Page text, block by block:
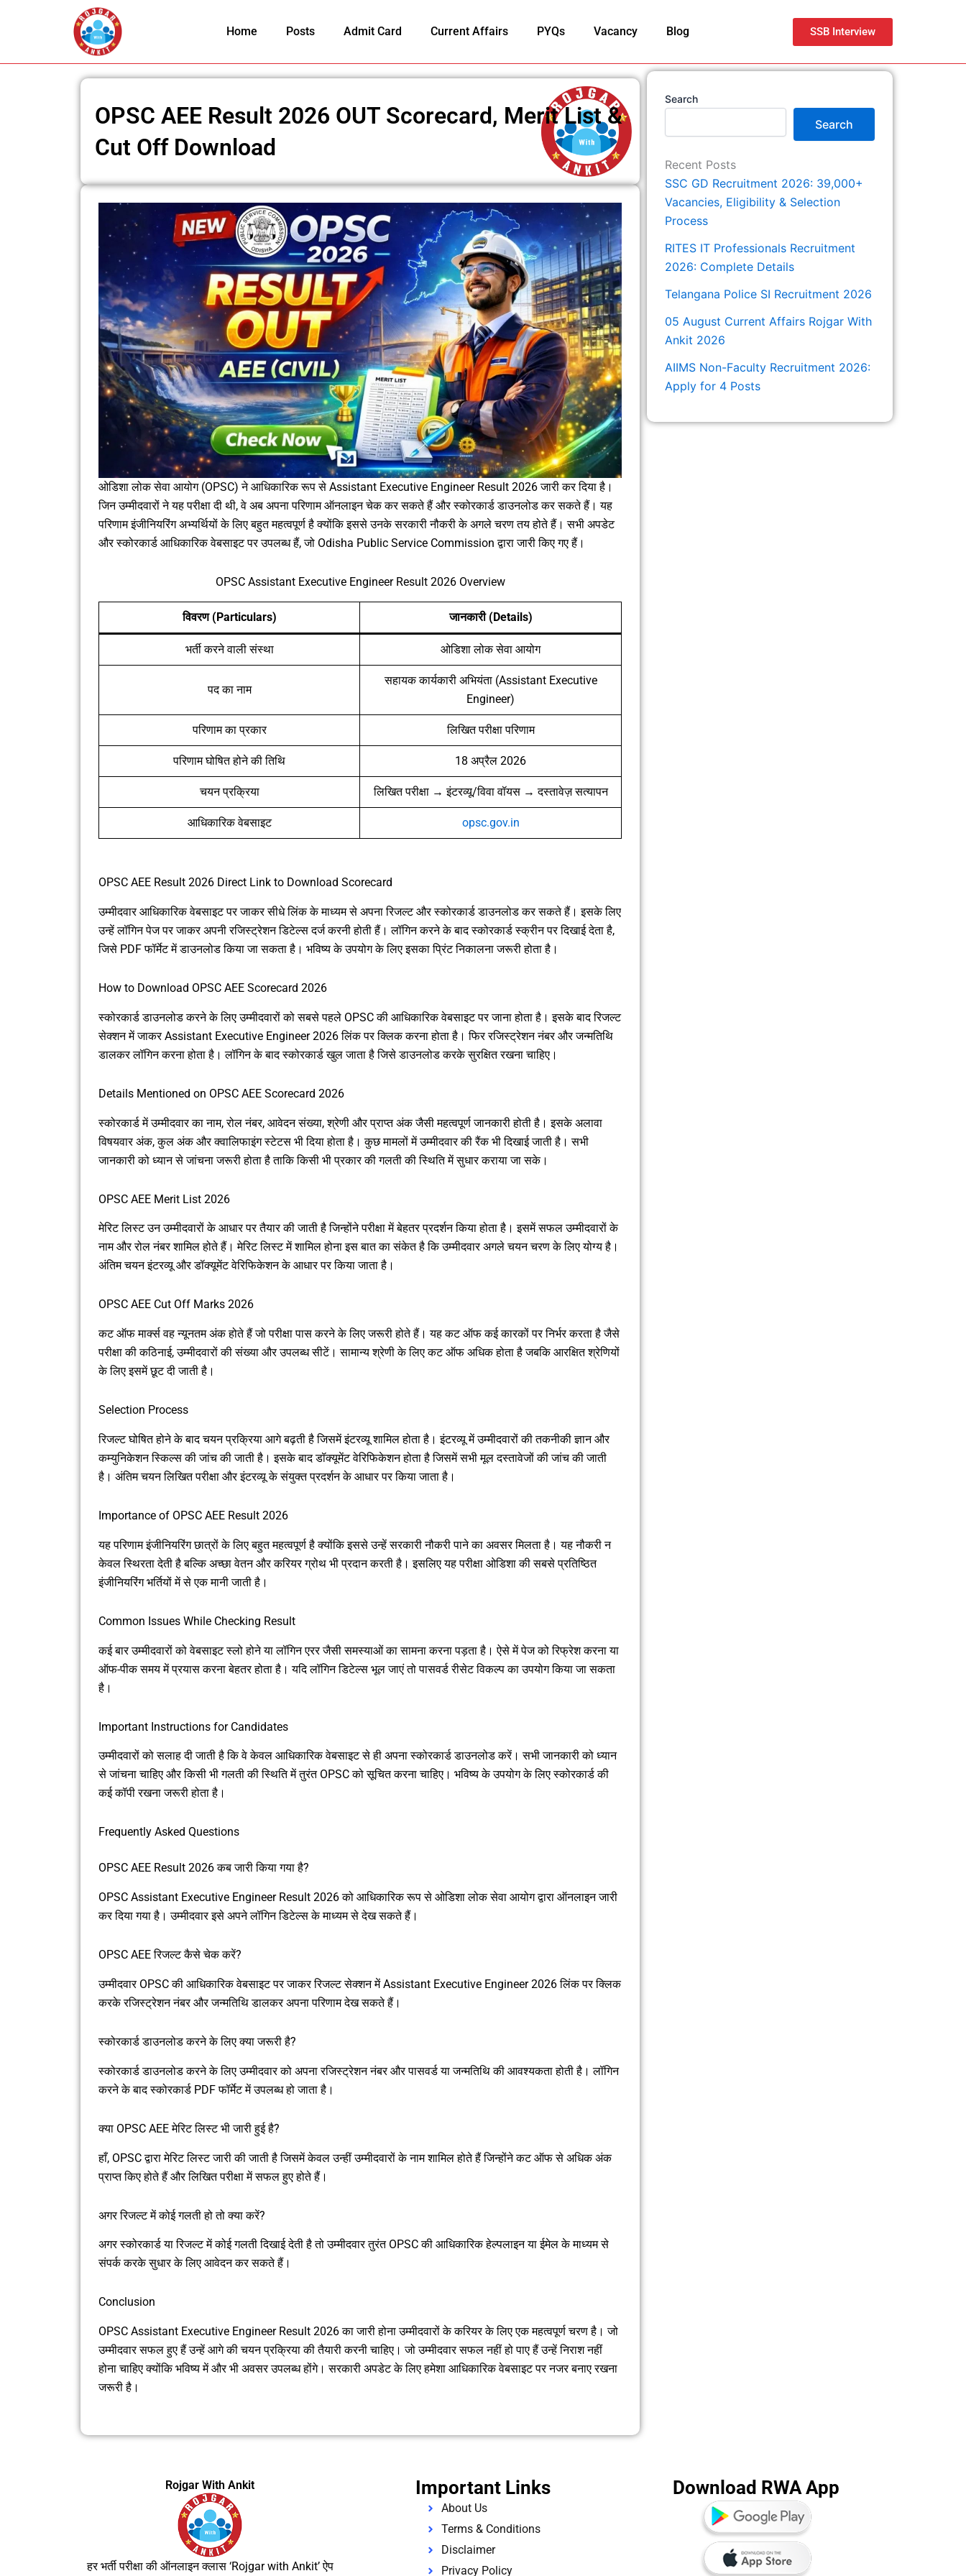
Home Posts Admit Card Current Affairs PYQs Vacancy Blog SSB Interview
OPSC AEE Result 2026 OUT Scorecard, Merit List &
Cut Off Download
ओडिशा लोक सेवा आयोग (OPSC) ने आधिकारिक रूप से Assistant Executive Engineer Result 2026 जारी कर दिया है।
जिन उम्मीदवारों ने यह परीक्षा दी थी, वे अब अपना परिणाम ऑनलाइन चेक कर सकते हैं और स्कोरकार्ड डाउनलोड कर सकते हैं। यह
परिणाम इंजीनियरिंग अभ्यर्थियों के लिए बहुत महत्वपूर्ण है क्योंकि इससे उनके सरकारी नौकरी के अगले चरण तय होते हैं। सभी अपडेट
और स्कोरकार्ड आधिकारिक वेबसाइट पर उपलब्ध हैं, जो Odisha Public Service Commission द्वारा जारी किए गए हैं।
OPSC Assistant Executive Engineer Result 2026 Overview
विवरण (Particulars) जानकारी (Details)
भर्ती करने वाली संस्था ओडिशा लोक सेवा आयोग
पद का नाम
सहायक कार्यकारी अभियंता (Assistant Executive
Engineer)
परिणाम का प्रकार लिखित परीक्षा परिणाम
परिणाम घोषित होने की तिथि 18 अप्रैल 2026
चयन प्रक्रिया लिखित परीक्षा → इंटरव्यू/विवा वॉयस → दस्तावेज़ सत्यापन
आधिकारिक वेबसाइट opsc.gov.in
OPSC AEE Result 2026 Direct Link to Download Scorecard
उम्मीदवार आधिकारिक वेबसाइट पर जाकर सीधे लिंक के माध्यम से अपना रिजल्ट और स्कोरकार्ड डाउनलोड कर सकते हैं। इसके लिए
उन्हें लॉगिन पेज पर जाकर अपनी रजिस्ट्रेशन डिटेल्स दर्ज करनी होती हैं। लॉगिन करने के बाद स्कोरकार्ड स्क्रीन पर दिखाई देता है,
जिसे PDF फॉर्मेट में डाउनलोड किया जा सकता है। भविष्य के उपयोग के लिए इसका प्रिंट निकालना जरूरी होता है।
How to Download OPSC AEE Scorecard 2026
स्कोरकार्ड डाउनलोड करने के लिए उम्मीदवारों को सबसे पहले OPSC की आधिकारिक वेबसाइट पर जाना होता है। इसके बाद रिजल्ट
सेक्शन में जाकर Assistant Executive Engineer 2026 लिंक पर क्लिक करना होता है। फिर रजिस्ट्रेशन नंबर और जन्मतिथि
डालकर लॉगिन करना होता है। लॉगिन के बाद स्कोरकार्ड खुल जाता है जिसे डाउनलोड करके सुरक्षित रखना चाहिए।
Details Mentioned on OPSC AEE Scorecard 2026
स्कोरकार्ड में उम्मीदवार का नाम, रोल नंबर, आवेदन संख्या, श्रेणी और प्राप्त अंक जैसी महत्वपूर्ण जानकारी होती है। इसके अलावा
विषयवार अंक, कुल अंक और क्वालिफाइंग स्टेटस भी दिया होता है। कुछ मामलों में उम्मीदवार की रैंक भी दिखाई जाती है। सभी
जानकारी को ध्यान से जांचना जरूरी होता है ताकि किसी भी प्रकार की गलती की स्थिति में सुधार कराया जा सके।
OPSC AEE Merit List 2026
मेरिट लिस्ट उन उम्मीदवारों के आधार पर तैयार की जाती है जिन्होंने परीक्षा में बेहतर प्रदर्शन किया होता है। इसमें सफल उम्मीदवारों के
नाम और रोल नंबर शामिल होते हैं। मेरिट लिस्ट में शामिल होना इस बात का संकेत है कि उम्मीदवार अगले चयन चरण के लिए योग्य है।
अंतिम चयन इंटरव्यू और डॉक्यूमेंट वेरिफिकेशन के आधार पर किया जाता है।
OPSC AEE Cut Off Marks 2026
कट ऑफ मार्क्स वह न्यूनतम अंक होते हैं जो परीक्षा पास करने के लिए जरूरी होते हैं। यह कट ऑफ कई कारकों पर निर्भर करता है जैसे
परीक्षा की कठिनाई, उम्मीदवारों की संख्या और उपलब्ध सीटें। सामान्य श्रेणी के लिए कट ऑफ अधिक होता है जबकि आरक्षित श्रेणियों
के लिए इसमें छूट दी जाती है।
Selection Process
रिजल्ट घोषित होने के बाद चयन प्रक्रिया आगे बढ़ती है जिसमें इंटरव्यू शामिल होता है। इंटरव्यू में उम्मीदवारों की तकनीकी ज्ञान और
कम्युनिकेशन स्किल्स की जांच की जाती है। इसके बाद डॉक्यूमेंट वेरिफिकेशन होता है जिसमें सभी मूल दस्तावेजों की जांच की जाती
है। अंतिम चयन लिखित परीक्षा और इंटरव्यू के संयुक्त प्रदर्शन के आधार पर किया जाता है।
Importance of OPSC AEE Result 2026
यह परिणाम इंजीनियरिंग छात्रों के लिए बहुत महत्वपूर्ण है क्योंकि इससे उन्हें सरकारी नौकरी पाने का अवसर मिलता है। यह नौकरी न
केवल स्थिरता देती है बल्कि अच्छा वेतन और करियर ग्रोथ भी प्रदान करती है। इसलिए यह परीक्षा ओडिशा की सबसे प्रतिष्ठित
इंजीनियरिंग भर्तियों में से एक मानी जाती है।
Common Issues While Checking Result
कई बार उम्मीदवारों को वेबसाइट स्लो होने या लॉगिन एरर जैसी समस्याओं का सामना करना पड़ता है। ऐसे में पेज को रिफ्रेश करना या
ऑफ-पीक समय में प्रयास करना बेहतर होता है। यदि लॉगिन डिटेल्स भूल जाएं तो पासवर्ड रीसेट विकल्प का उपयोग किया जा सकता
है।
Important Instructions for Candidates
उम्मीदवारों को सलाह दी जाती है कि वे केवल आधिकारिक वेबसाइट से ही अपना स्कोरकार्ड डाउनलोड करें। सभी जानकारी को ध्यान
से जांचना चाहिए और किसी भी गलती की स्थिति में तुरंत OPSC को सूचित करना चाहिए। भविष्य के उपयोग के लिए स्कोरकार्ड की
कई कॉपी रखना जरूरी होता है।
Frequently Asked Questions
OPSC AEE Result 2026 कब जारी किया गया है?
OPSC Assistant Executive Engineer Result 2026 को आधिकारिक रूप से ओडिशा लोक सेवा आयोग द्वारा ऑनलाइन जारी
कर दिया गया है। उम्मीदवार इसे अपने लॉगिन डिटेल्स के माध्यम से देख सकते हैं।
OPSC AEE रिजल्ट कैसे चेक करें?
उम्मीदवार OPSC की आधिकारिक वेबसाइट पर जाकर रिजल्ट सेक्शन में Assistant Executive Engineer 2026 लिंक पर क्लिक
करके रजिस्ट्रेशन नंबर और जन्मतिथि डालकर अपना परिणाम देख सकते हैं।
स्कोरकार्ड डाउनलोड करने के लिए क्या जरूरी है?
स्कोरकार्ड डाउनलोड करने के लिए उम्मीदवार को अपना रजिस्ट्रेशन नंबर और पासवर्ड या जन्मतिथि की आवश्यकता होती है। लॉगिन
करने के बाद स्कोरकार्ड PDF फॉर्मेट में उपलब्ध हो जाता है।
क्या OPSC AEE मेरिट लिस्ट भी जारी हुई है?
हाँ, OPSC द्वारा मेरिट लिस्ट जारी की जाती है जिसमें केवल उन्हीं उम्मीदवारों के नाम शामिल होते हैं जिन्होंने कट ऑफ से अधिक अंक
प्राप्त किए होते हैं और लिखित परीक्षा में सफल हुए होते हैं।
अगर रिजल्ट में कोई गलती हो तो क्या करें?
अगर स्कोरकार्ड या रिजल्ट में कोई गलती दिखाई देती है तो उम्मीदवार तुरंत OPSC की आधिकारिक हेल्पलाइन या ईमेल के माध्यम से
संपर्क करके सुधार के लिए आवेदन कर सकते हैं।
Conclusion
OPSC Assistant Executive Engineer Result 2026 का जारी होना उम्मीदवारों के करियर के लिए एक महत्वपूर्ण चरण है। जो
उम्मीदवार सफल हुए हैं उन्हें आगे की चयन प्रक्रिया की तैयारी करनी चाहिए। जो उम्मीदवार सफल नहीं हो पाए हैं उन्हें निराश नहीं
होना चाहिए क्योंकि भविष्य में और भी अवसर उपलब्ध होंगे। सरकारी अपडेट के लिए हमेशा आधिकारिक वेबसाइट पर नजर बनाए रखना
जरूरी है।
Search
Search
Recent Posts
SSC GD Recruitment 2026: 39,000+
Vacancies, Eligibility & Selection
Process
RITES IT Professionals Recruitment
2026: Complete Details
Telangana Police SI Recruitment 2026
05 August Current Affairs Rojgar With
Ankit 2026
AIIMS Non-Faculty Recruitment 2026:
Apply for 4 Posts
Rojgar With Ankit
हर भर्ती परीक्षा की ऑनलाइन क्लास ‘Rojgar with Ankit’ ऐप
Important Links
About Us
Terms & Conditions
Disclaimer
Privacy Policy
Download RWA App